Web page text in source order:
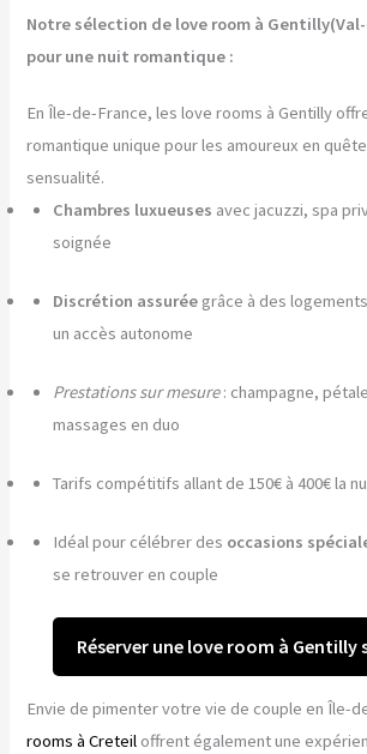
Notre sélection de love room à
pour une nuit romantique :
En Île-de-France, les love rooms à Gentilly
romantique unique pour les amoureux en
sensualité.
Chambres luxueuses avec jacuzzi, spa
soignée
Discrétion assurée grâce à des
un accès autonome
Prestations sur mesure: champagne,
massages en duo
Tarifs compétitifs allant de 150€ à 400€ la
Idéal pour célébrer des occasions
se retrouver en couple
Réserver une love room à Gentilly
Envie de pimenter votre vie de couple en Île-
rooms à Creteil offrent également une